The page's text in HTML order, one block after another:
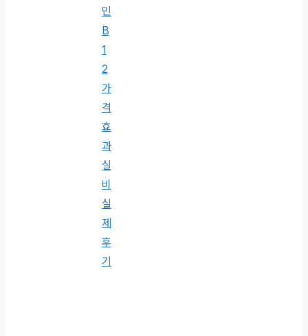
민
B
1
2
가
격
효
과
실
비
실
제
후
기